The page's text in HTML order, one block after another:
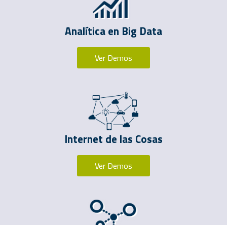
Analítica en Big Data
Ver Demos
Internet de las Cosas
Ver Demos